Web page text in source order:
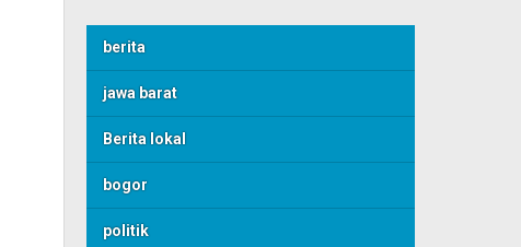
berita
jawa barat
Berita lokal
bogor
politik